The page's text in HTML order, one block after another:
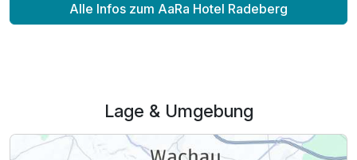
Alle Infos zum AaRa Hotel Radeberg
Lage & Umgebung